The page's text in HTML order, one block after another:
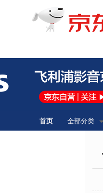
首页 全部分类